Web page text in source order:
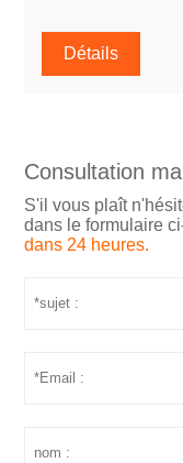
Détails
Consultation
S'il vous plaît
dans le formulaire
dans 24 heures.